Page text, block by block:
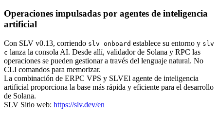
Operaciones impulsadas por agentes de inteligencia
artificial
Con SLV v0.13, corriendo slv onboard establece su entorno y slv
c lanza la consola AI. Desde allí, validador de Solana y RPC las
operaciones se pueden gestionar a través del lenguaje natural. No
CLI comandos para memorizar.
La combinación de ERPC VPS y SLVEl agente de inteligencia
artificial proporciona la base más rápida y eficiente para el desarrollo
de Solana.
SLV Sitio web: https://slv.dev/en